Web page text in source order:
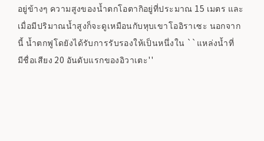
อยู่ข้างๆ ความสูงของน้ำตกโอตากิอยู่ที่ประมาณ 15 เมตร และ
เมื่อมีปริมาณน้ำสูงก็จะดูเหมือนกับหุบเขาโออิราเซะ นอกจาก
นี้ น้ำตกฟูโดยังได้รับการรับรองให้เป็นหนึ่งใน ``แหล่งน้ำที่
มีชื่อเสียง 20 อันดับแรกของอิวาเตะ''